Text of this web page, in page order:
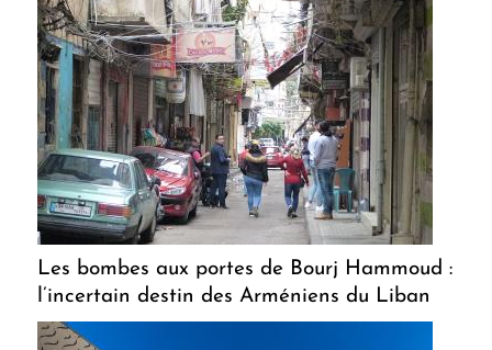
Les bombes aux portes de Bourj Hammoud :
l’incertain destin des Arméniens du Liban